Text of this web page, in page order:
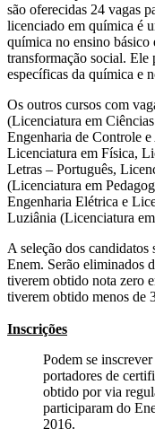
são oferecidas 24 vagas
licenciado em química é
química no ensino básico
transformação social. Ele
específicas da química e
Os outros cursos com
(Licenciatura em
Engenharia de Controle
Licenciatura em Física,
Letras – Português,
(Licenciatura em
Engenharia Elétrica e
Luziânia (Licenciatura
A seleção dos candidatos
Enem. Serão eliminados
tiverem obtido nota zero
tiverem obtido menos de
Inscrições
Podem se
portadores de
obtido por via
participaram do
2016.